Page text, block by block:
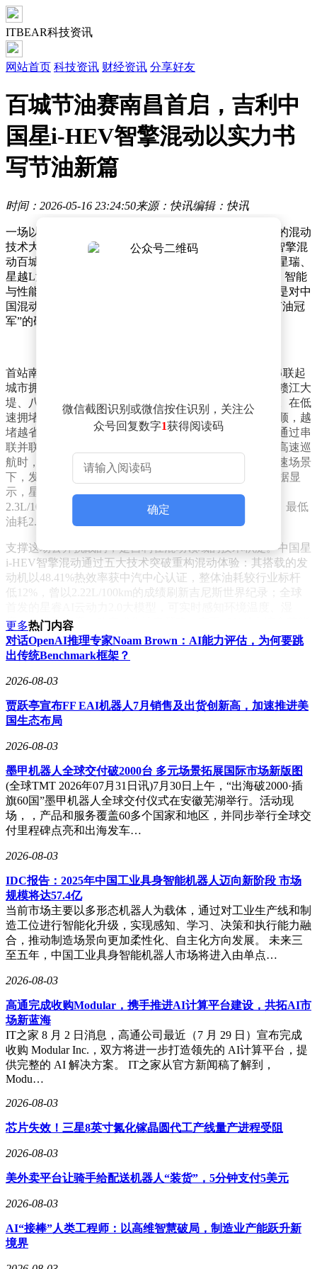
ITBEAR科技资讯
网站首页 科技资讯 财经资讯 分享好友
百城节油赛南昌首启，吉利中
国星i-HEV智擎混动以实力书
写节油新篇
时间：2026-05-16 23:24:50来源：快讯编辑：快讯
一场以“2L实力百城统考，开中国星当节油冠军”为主题的混动
技术大考，在南昌滕王阁拉开帷幕。吉利中国星i-HEV智擎混
动百城节油赛首站落地江西，来自全国的媒体代表驾驶星瑞、
星越L混动版车型，在真实路况中完成了一场关于节能、智能
与性能的全方位验证。这场覆盖百城的公开测试，不仅是对中
国混动技术实力的检验，更以透明数据向市场传递出“节油冠
军”的硬核底气。
首站南昌的试驾路线设计极具代表性，120公里的行程串联起
城市拥堵路段、快速路、高速公路及急加速场景，途经赣江大
堤、八一广场等城市地标，高度还原用户日常通勤场景。在低
速拥堵工况下，车辆以纯电模式驱动，电感强且行驶平顺，越
堵越省油的特性得到充分展现；城市综合路况中，系统通过串
联并联模式智能切换，使发动机始终运行在高效区间；高速巡
航时，发动机直驱模式介入，油耗表现依然稳定；急加速场景
下，发动机与P3电驱并联输出，动力响应迅速。实测数据显
示，星瑞i-HEV混动版平均油耗3.02L/100km，最低油耗
2.3L/100km；星越L i-HEV混动版平均油耗3.43L/100km，最低
油耗2.8L/100km，数据与吉尼斯纪录认证成绩高度吻合。
支撑这场公开挑战的，是吉利在混动领域的技术积淀。中国星
i-HEV智擎混动通过五大技术突破重构混动体验：其搭载的发
动机以48.41%热效率获中汽中心认证，整体油耗较行业标杆
低12%，曾以2.22L/100km的成绩刷新吉尼斯世界纪录；全球
度、海拔及坡度，动态优化油电策略，实现10%以上综合节能
提升；大功率电驱系统使车辆在WLTC工况下80%时间以电驱
动，带来更优的NVH表现与加速平顺性；全球全域安全中心
护；全球最大环境风洞实验室则通过模拟极端气候条件，确保
市场表现印证了技术实力。2025年，吉利中国星系列以121.4
万辆年销量连续第九年蝉联中国品牌燃油乘用车冠军，2026年
前四个月销量突破40万辆。其中，星越L自2024年起连续28个
月稳居全品牌燃油SUV销量榜首，星瑞则持续领跑中国品牌
燃油轿车市场。随着i-HEV智擎混动技术大规模应用，中国星
正从燃油车市场领导者向全球混动技术标杆迈进。从新疆乌尔
禾戈壁到江西滕王阁，吉利通过真实路况实测持续证明：节油
冠军的称号，不仅来自实验室数据，更源于每一公里可验证的
这场百城节油赛的启动，标志着中国混动技术进入透明化竞争
新阶段。通过统一赛道标准与公开数据公示，吉利将技术话语
权从实验室转向真实道路，让消费者直观感知混动技术的进化
方向。随着赛事向全国延伸，中国星正以“节油冠军”为标签，
推动中国混动技术走向全球主流市场，重塑世界汽车工业的竞
微信截图识别或微信按住识别，关注公
众号回复数字1获得阅读码
确定
更多热门内容
对话OpenAI推理专家Noam Brown：AI能力评估，为何要跳
出传统Benchmark框架？
2026-08-03
贾跃亭宣布FF EAI机器人7月销售及出货创新高，加速推进美
国生态布局
2026-08-03
墨甲机器人全球交付破2000台 多元场景拓展国际市场新版图
(全球TMT 2026年07月31日讯)7月30日上午，“出海破2000·插
旗60国”墨甲机器人全球交付仪式在安徽芜湖举行。活动现
场，，产品和服务覆盖60多个国家和地区，并同步举行全球交
付里程碑点亮和出海发车…
2026-08-03
IDC报告：2025年中国工业具身智能机器人迈向新阶段 市场
规模将达57.4亿
当前市场主要以多形态机器人为载体，通过对工业生产线和制
造工位进行智能化升级，实现感知、学习、决策和执行能力融
合，推动制造场景向更加柔性化、自主化方向发展。 未来三
至五年，中国工业具身智能机器人市场将进入由单点…
2026-08-03
高通完成收购Modular，携手推进AI计算平台建设，共拓AI市
场新蓝海
IT之家 8 月 2 日消息，高通公司最近（7 月 29 日）宣布完成
收购 Modular Inc.，双方将进一步打造领先的 AI计算平台，提
供完整的 AI 解决方案。 IT之家从官方新闻稿了解到，
Modu…
2026-08-03
芯片失效！三星8英寸氮化镓晶圆代工产线量产进程受阻
2026-08-03
美外卖平台让骑手给配送机器人“装货”，5分钟支付5美元
2026-08-03
AI“接棒”人类工程师：以高维智慧破局，制造业产能跃升新
境界